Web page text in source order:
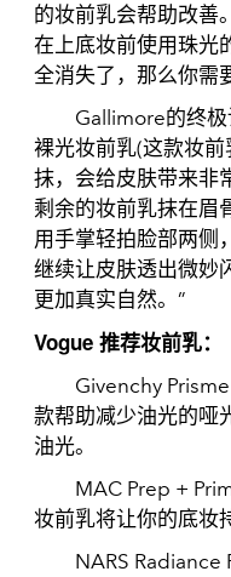
的妆前乳会帮助改善
在上底妆前使用珠光
全消失了，那么你需
Gallimore的终极
裸光妆前乳(这款妆
抹，会给皮肤带来非
剩余的妆前乳抹在眉
用手掌轻拍脸部两侧
继续让皮肤透出微妙
更加真实自然。”
Vogue 推荐妆前乳：
Givenchy Prisme
款帮助减少油光的哑
油光。
MAC Prep +
妆前乳将让你的底妆
NARS Radiance